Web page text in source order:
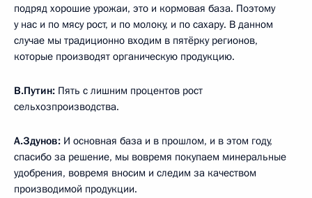
подряд хорошие урожаи, это и кормовая база. Поэтому
у нас и по мясу рост, и по молоку, и по сахару. В данном
случае мы традиционно входим в пятёрку регионов,
которые производят органическую продукцию.
В.Путин: Пять с лишним процентов рост
сельхозпроизводства.
А.Здунов: И основная база и в прошлом, и в этом году,
спасибо за решение, мы вовремя покупаем минеральные
удобрения, вовремя вносим и следим за качеством
производимой продукции.